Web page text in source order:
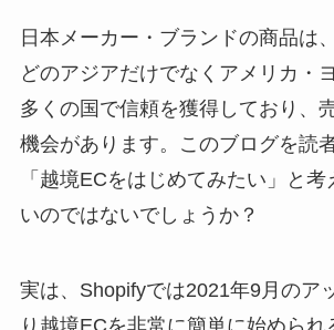
日本メーカー・ブランドの商品は
どのアジアだけでなくアメリカ・
多くの国で信頼を獲得しており、
機会があります。このブログを読
「越境ECをはじめてみたい」と
いのではないでしょうか？
実は、Shopifyでは2021年9月のア
り越境ECを非常に簡単に始められ